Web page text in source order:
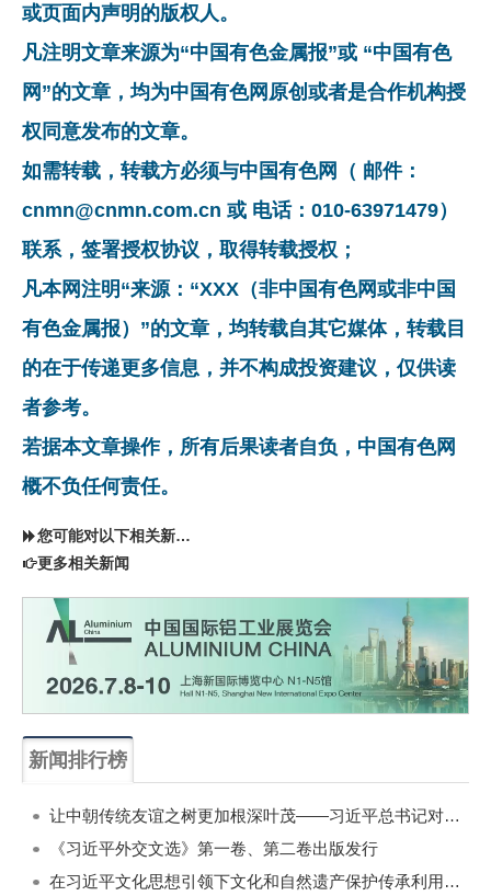
或页面内声明的版权人。
凡注明文章来源为“中国有色金属报”或 “中国有色
网”的文章，均为中国有色网原创或者是合作机构授
权同意发布的文章。
如需转载，转载方必须与中国有色网（ 邮件：
cnmn@cnmn.com.cn 或 电话：010-63971479）
联系，签署授权协议，取得转载授权；
凡本网注明“来源：“XXX（非中国有色网或非中国
有色金属报）”的文章，均转载自其它媒体，转载目
的在于传递更多信息，并不构成投资建议，仅供读
者参考。
若据本文章操作，所有后果读者自负，中国有色网
概不负任何责任。
您可能对以下相关新闻同样感兴趣
更多相关新闻
新闻排行榜
让中朝传统友谊之树更加根深叶茂——习近平总书记对朝鲜进行国事访问纪实
《习近平外交文选》第一卷、第二卷出版发行
在习近平文化思想引领下文化和自然遗产保护传承利用工作开创新局面